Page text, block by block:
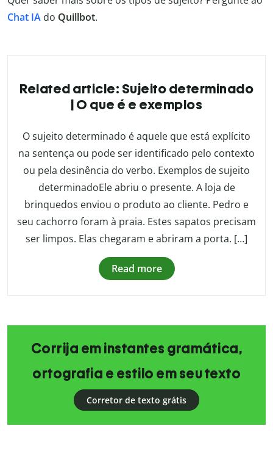
Chat IA do Quillbot.
Related article: Sujeito determinado
| O que é e exemplos
O sujeito determinado é aquele que está explícito
na sentença ou pode ser identificado pelo contexto
ou pela desinência do verbo. Exemplos de sujeito
determinadoEle abriu o presente. A loja de
brinquedos enviou o produto ao cliente. Pedro e
seu cachorro foram à praia. Estes sapatos precisam
ser limpos. Elas chegaram e abriram a porta. […]
Read more
Corrija em instantes gramática,
ortografia e estilo em seu texto
Corretor de texto grátis